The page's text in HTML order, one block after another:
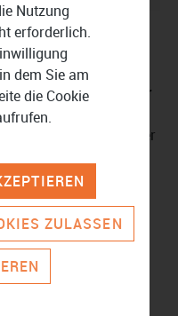
Formatieren einer
ist das Festplatte
wenn Daten von der
entfernt werden
einem Virenangriff oder
Andererseits ist die
Werkzeug, um
zu
Nutzung
erforderlich.
dem Sie am
die Cookie
ZULASSEN